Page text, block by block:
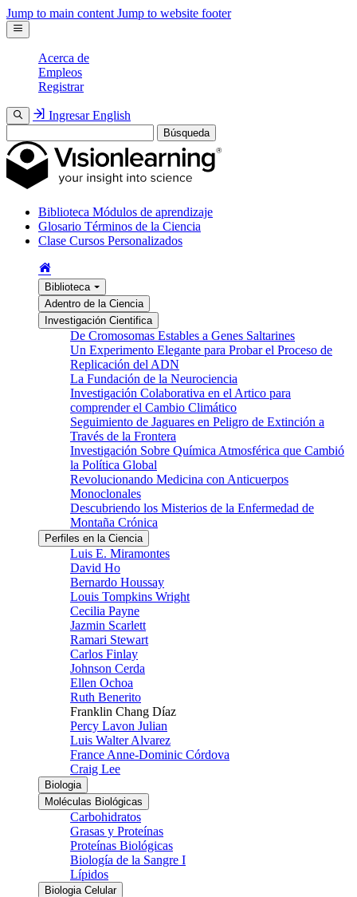
Jump to main content Jump to website footer
Acerca de
Empleos
Registrar
Ingresar English
Búsqueda
Biblioteca Módulos de aprendizaje
Glosario Términos de la Ciencia
Clase Cursos Personalizados
Biblioteca
Adentro de la Ciencia
Investigación Cientifica
De Cromosomas Estables a Genes Saltarines
Un Experimento Elegante para Probar el Proceso de
Replicación del ADN
La Fundación de la Neurociencia
Investigación Colaborativa en el Artico para
comprender el Cambio Climático
Seguimiento de Jaguares en Peligro de Extinción a
Través de la Frontera
Investigación Sobre Química Atmosférica que Cambió
la Política Global
Revolucionando Medicina con Anticuerpos
Monoclonales
Descubriendo los Misterios de la Enfermedad de
Montaña Crónica
Perfiles en la Ciencia
Luis E. Miramontes
David Ho
Bernardo Houssay
Louis Tompkins Wright
Cecilia Payne
Jazmin Scarlett
Ramari Stewart
Carlos Finlay
Johnson Cerda
Ellen Ochoa
Ruth Benerito
Franklin Chang Díaz
Percy Lavon Julian
Luis Walter Alvarez
France Anne-Dominic Córdova
Craig Lee
Biologia
Moléculas Biológicas
Carbohidratos
Grasas y Proteínas
Proteínas Biológicas
Biología de la Sangre I
Lípidos
Biologia Celular